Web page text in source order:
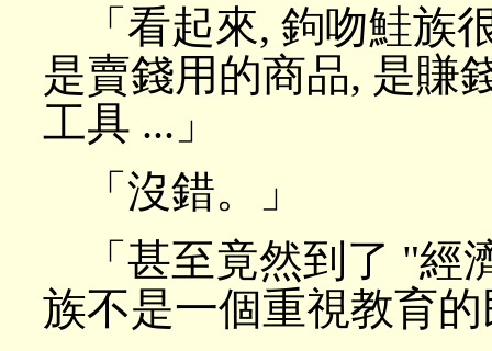
「看起來, 鉤吻鮭族
是賣錢用的商品, 是賺
工具 ...」
「沒錯。」
「甚至竟然到了 "
族不是一個重視教育